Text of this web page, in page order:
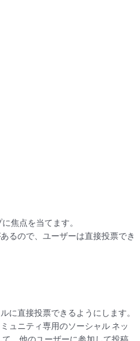
焦点を当てます。
るので、ユーザーは直接投票でき
に直接投票できるようにします。
ュニティ専用のソーシャル ネッ
て、他のユーザーに参加して投稿